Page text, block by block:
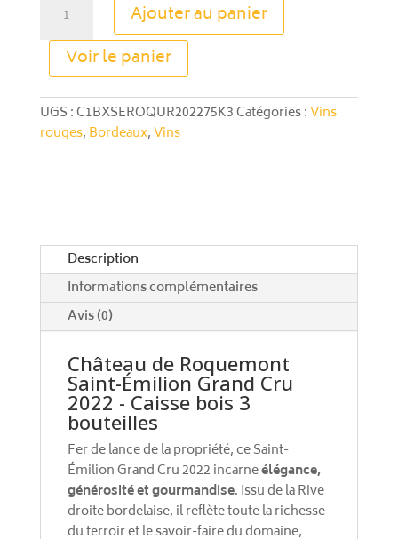
Château
Roquemont
Saint-
Emilion
Grand
bois
bouteilles
Ajouter au panier
Voir le panier
A
l
e
:
UGS :C1BXSEROQUR202275K3Catégories :Vins
rouges, Bordeaux,Vins
Description
Informations complémentaires
Avis (0)
Château de Roquemont
Saint-Émilion Grand Cru
2022 - Caisse bois 3
bouteilles
Fer de lance de la propriété, ce Saint-
Émilion Grand Cru 2022 incarneélégance,
générosité et gourmandise. Issu de la Rive
droite bordelaise, il reflète toute la richesse
du terroir et le savoir-faire du domaine,